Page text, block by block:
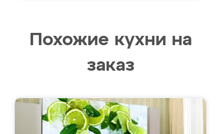
Похожие кухни на
заказ